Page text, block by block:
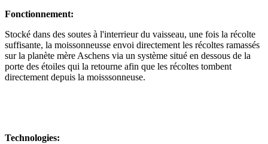
Fonctionnement:
Stocké dans des soutes à l'interrieur du vaisseau, une fois la récolte
suffisante, la moissonneusse envoi directement les récoltes ramassés
sur la planète mère Aschens via un système situé en dessous de la
porte des étoiles qui la retourne afin que les récoltes tombent
directement depuis la moisssonneuse.
Technologies: